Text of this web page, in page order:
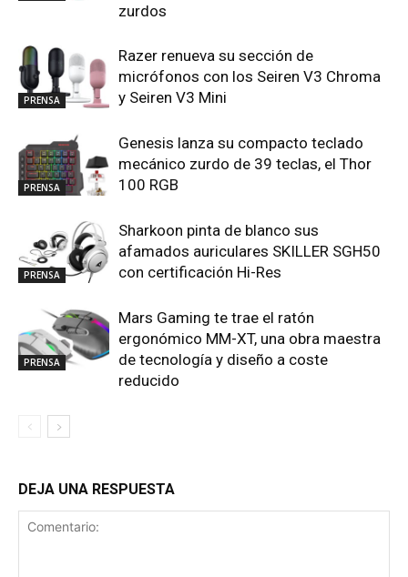
zurdos
PRENSA
Razer renueva su sección de
micrófonos con los Seiren V3 Chroma
y Seiren V3 Mini
PRENSA
Genesis lanza su compacto teclado
mecánico zurdo de 39 teclas, el Thor
100 RGB
PRENSA
Sharkoon pinta de blanco sus
afamados auriculares SKILLER SGH50
con certificación Hi-Res
PRENSA
Mars Gaming te trae el ratón
ergonómico MM-XT, una obra maestra
de tecnología y diseño a coste
reducido
DEJA UNA RESPUESTA